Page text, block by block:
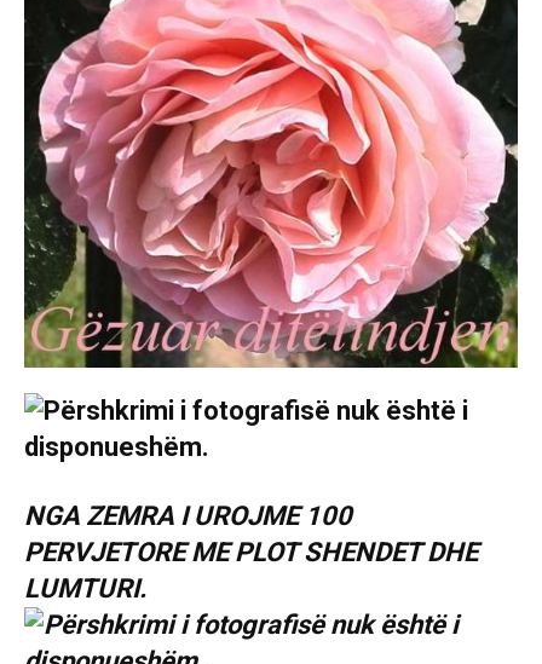
NGA ZEMRA I UROJME 100
PERVJETORE ME PLOT SHENDET DHE
LUMTURI.